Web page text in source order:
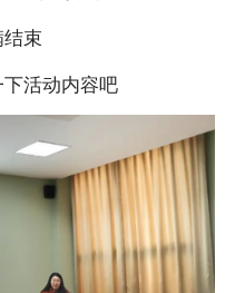
束
活动内容吧